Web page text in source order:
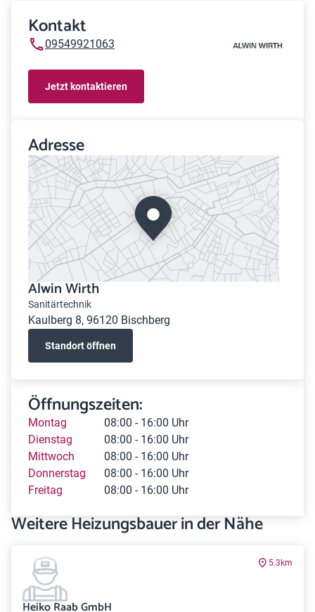
Kontakt
09549921063
Jetzt kontaktieren
Adresse
Alwin Wirth
Sanitärtechnik
Kaulberg 8, 96120 Bischberg
Standort öffnen
Öffnungszeiten:
Montag
08:00 - 16:00 Uhr
Dienstag
08:00 - 16:00 Uhr
Mittwoch
08:00 - 16:00 Uhr
Donnerstag
08:00 - 16:00 Uhr
Freitag
08:00 - 16:00 Uhr
Weitere Heizungsbauer in der Nähe
5.3km
Heiko Raab GmbH